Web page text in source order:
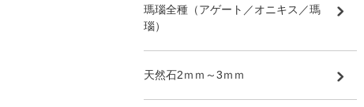
瑪瑙全種（アゲート／オニキス／瑪
瑙）
天然石2ｍｍ～3ｍｍ